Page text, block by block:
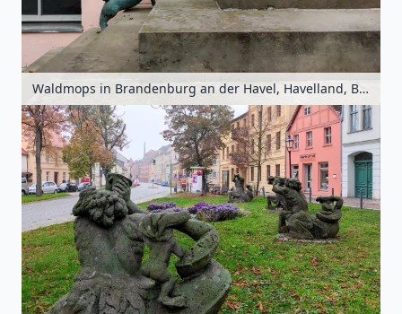
Waldmops in Brandenburg an der Havel, Havelland, Brandenburg, Deutschland